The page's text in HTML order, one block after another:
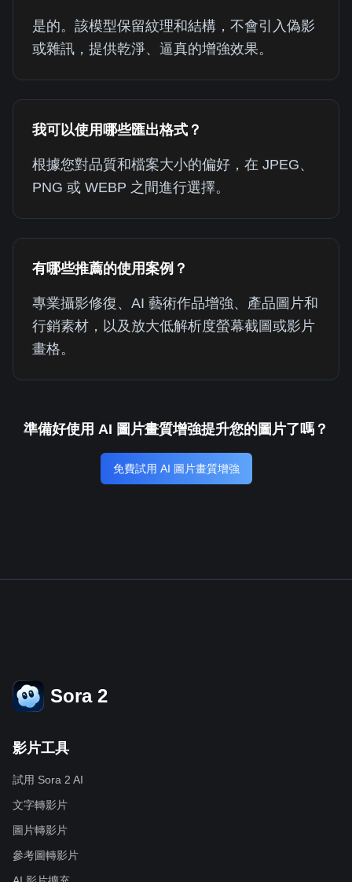
是的。該模型保留紋理和結構，不會引入偽影
或雜訊，提供乾淨、逼真的增強效果。
我可以使用哪些匯出格式？
根據您對品質和檔案大小的偏好，在 JPEG、
PNG 或 WEBP 之間進行選擇。
有哪些推薦的使用案例？
專業攝影修復、AI 藝術作品增強、產品圖片和
行銷素材，以及放大低解析度螢幕截圖或影片
畫格。
準備好使用 AI 圖片畫質增強提升您的圖片了嗎？
免費試用 AI 圖片畫質增強
Sora 2
影片工具
試用 Sora 2 AI
文字轉影片
圖片轉影片
參考圖轉影片